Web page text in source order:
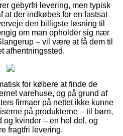
gebyrfri levering, men typisk
at der indkøbes for en fastsat
den billigste løsning til
om man opholder sig nær
– vil være at få dem til
afhentningssted.
for købere at finde de
varehuse, og på grund af
firmaer på nettet ikke kunne
på produkterne – til børn,
kvinder – en hel del, og
fragtfri levering.